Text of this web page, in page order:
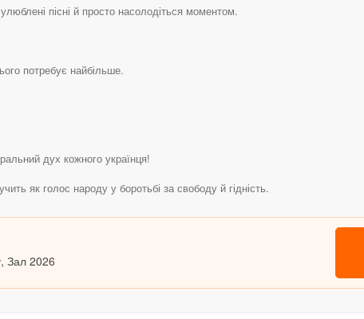
пісні й просто насолодіться моментом.
потребує найбільше.
дух кожного українця!
як голос народу у боротьбі за свободу й гідність.
Зал 2026